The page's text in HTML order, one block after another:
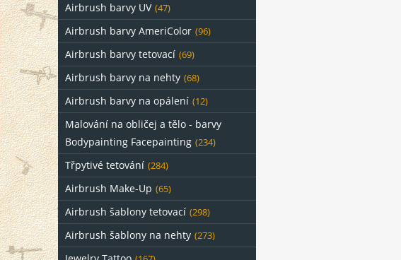
Airbrush barvy UV (47)
Airbrush barvy AmeriColor (96)
Airbrush barvy tetovací (69)
Airbrush barvy na nehty (68)
Airbrush barvy na opálení (12)
Malování na obličej a tělo - barvy
Bodypainting Facepainting (234)
Třpytivé tetování (284)
Airbrush Make-Up (65)
Airbrush šablony tetovací (298)
Airbrush šablony na nehty (273)